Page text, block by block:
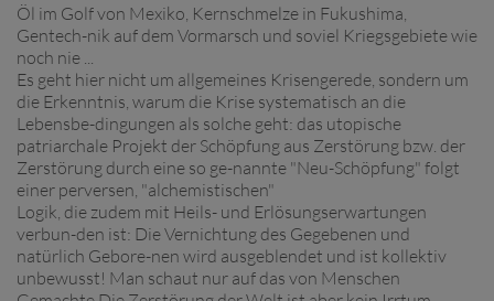
Öl im Golf von Mexiko, Kernschmelze in Fukushima,
Gentech-nik auf dem Vormarsch und soviel Kriegsgebiete wie
noch nie ...
Es geht hier nicht um allgemeines Krisengerede, sondern um
die Erkenntnis, warum die Krise systematisch an die
Lebensbe-dingungen als solche geht: das utopische
patriarchale Projekt der Schöpfung aus Zerstörung bzw. der
Zerstörung durch eine so ge-nannte "Neu-Schöpfung" folgt
einer perversen, "alchemistischen"
Logik, die zudem mit Heils- und Erlösungserwartungen
verbun-den ist: Die Vernichtung des Gegebenen und
natürlich Gebore-nen wird ausgeblendet und ist kollektiv
unbewusst! Man schaut nur auf das von Menschen